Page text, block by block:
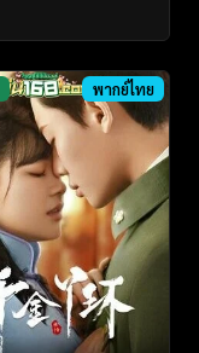
พากย์ไทย